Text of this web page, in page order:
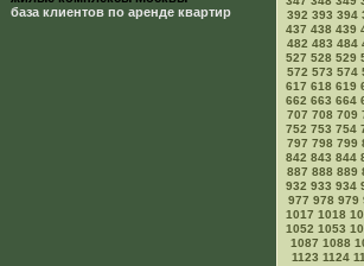
база клиентов по аренде квартир
392 393 394
437 438 439
482 483 484
527 528 529
572 573 574
617 618 619
662 663 664
707 708 709
752 753 754
797 798 799
842 843 844
887 888 889
932 933 934
977 978 979
1017 1018
1052 1053
1087 1088
1123 1124